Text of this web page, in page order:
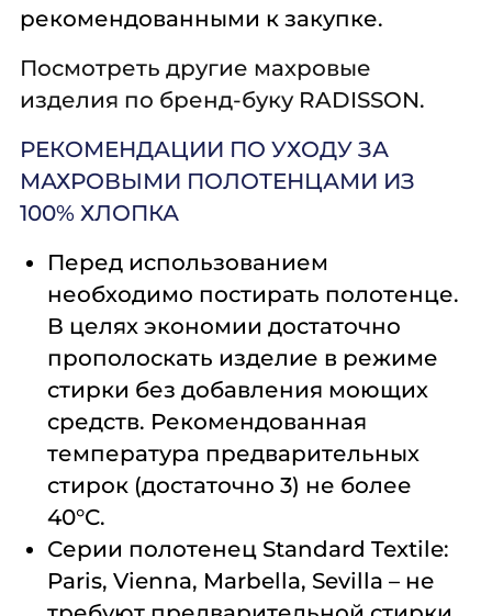
рекомендованными к закупке.
Посмотреть другие махровые
изделия по бренд-буку RADISSON.
РЕКОМЕНДАЦИИ ПО УХОДУ ЗА
МАХРОВЫМИ ПОЛОТЕНЦАМИ ИЗ
100% ХЛОПКА
Перед использованием
необходимо постирать полотенце.
В целях экономии достаточно
прополоскать изделие в режиме
стирки без добавления моющих
средств. Рекомендованная
температура предварительных
стирок (достаточно 3) не более
40°С.
Серии полотенец Standard Textile:
Paris, Vienna, Marbella, Sevilla – не